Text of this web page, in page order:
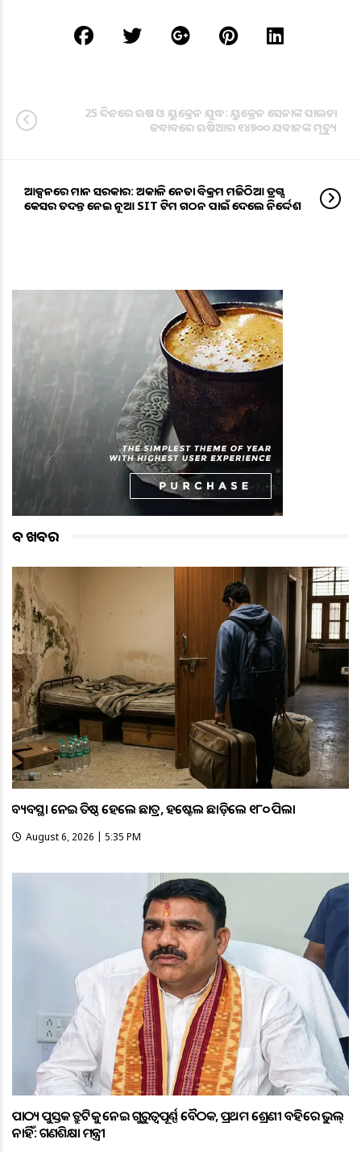
25 ଦିନରେ ଋଷ ଓ ୟୁକ୍ରେନ ଯୁଦ୍ଧ: ୟୁକ୍ରେନ ସେନାଙ୍କ ପାଲଟା
ଜବାବରେ ଋଷିଆର ୧୪୭୦୦ ଯବାନଙ୍କ ମୃତ୍ୟୁ
ଆକ୍ସନରେ ମାନ ସରକାର: ଅକାଳି ନେତା ବିକ୍ରମ ମଜିଠିଆ ଡ୍ରଗ୍ସ
କେସର ତଦନ୍ତ ନେଇ ନୂଆ SIT ଟିମ ଗଠନ ପାଇଁ ଦେଲେ ନିର୍ଦ୍ଦେଶ
ବଡ ଖବର
ଅବ୍ୟବସ୍ଥା ନେଇ ଅତିଷ୍ଠ ହେଲେ ଛାତ୍ର, ହଷ୍ଟେଲ ଛାଡ଼ିଲେ ୧୮୦ ପିଲା
August 6, 2026 | 5:35 PM
ପାଠ୍ୟ ପୁସ୍ତକ ତ୍ରୁଟିକୁ ନେଇ ଗୁରୁତ୍ବପୂର୍ଣ୍ଣ ବୈଠକ, ପ୍ରଥମ ଶ୍ରେଣୀ ବହିରେ ଭୁଲ୍
ନାହିଁ: ଗଣଶିକ୍ଷା ମନ୍ତ୍ରୀ